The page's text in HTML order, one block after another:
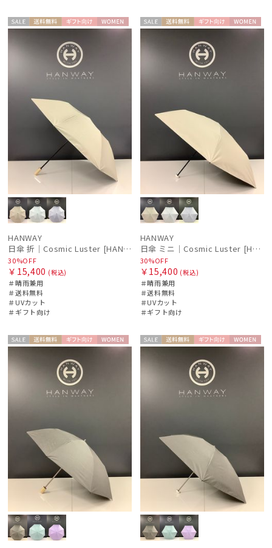
セー
ル
送料無 ギフト
向け
WOME
HANWAY
日傘 折｜Cosmic Luster [HANWAY]
30%OFF
￥15,400 (税込)
＃晴雨兼用
＃送料無料
＃UVカット
＃ギフト向け
セー
ル
送料無 ギフト
向け
WOME
HANWAY
日傘 ミニ｜Cosmic Luster [HANWAY]
30%OFF
￥15,400 (税込)
＃晴雨兼用
＃送料無料
＃UVカット
＃ギフト向け
セー
ル
送料無 ギフト
向け
WOME
セー
ル
送料無 ギフト
向け
WOME